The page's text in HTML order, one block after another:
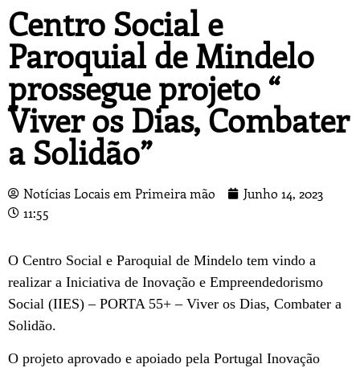
Centro Social e
Paroquial de Mindelo
prossegue projeto “
Viver os Dias, Combater
a Solidão”
Notícias Locais em Primeira mão
Junho 14, 2023
11:55
O Centro Social e Paroquial de Mindelo tem vindo a
realizar a Iniciativa de Inovação e Empreendedorismo
Social (IIES) – PORTA 55+ – Viver os Dias, Combater a
Solidão.
O projeto aprovado e apoiado pela Portugal Inovação